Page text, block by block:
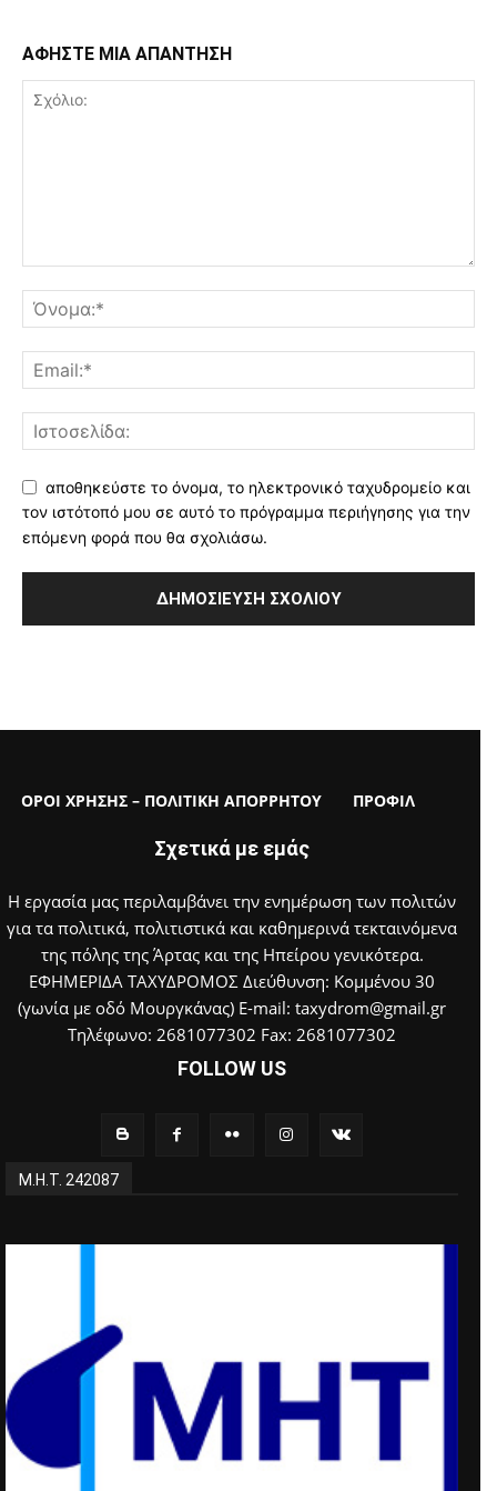
ΑΦΗΣΤΕ ΜΙΑ ΑΠΑΝΤΗΣΗ
αποθηκεύστε το όνομα, το ηλεκτρονικό ταχυδρομείο και
τον ιστότοπό μου σε αυτό το πρόγραμμα περιήγησης για την
επόμενη φορά που θα σχολιάσω.
ΟΡΟΙ ΧΡΗΣΗΣ – ΠΟΛΙΤΙΚΗ ΑΠΟΡΡΗΤΟΥ ΠΡΟΦΙΛ
Σχετικά με εμάς
Η εργασία μας περιλαμβάνει την ενημέρωση των πολιτών
για τα πολιτικά, πολιτιστικά και καθημερινά τεκταινόμενα
της πόλης της Άρτας και της Ηπείρου γενικότερα.
ΕΦΗΜΕΡΙΔΑ ΤΑΧΥΔΡΟΜΟΣ Διεύθυνση: Κομμένου 30
(γωνία με οδό Μουργκάνας) E-mail: taxydrom@gmail.gr
Τηλέφωνο: 2681077302 Fax: 2681077302
FOLLOW US
Μ.Η.Τ. 242087